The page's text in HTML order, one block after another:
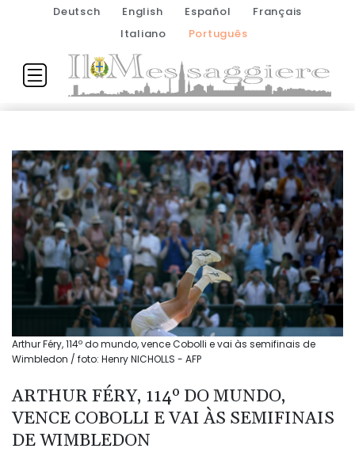
Deutsch English Español
Français
Italiano
Português
Arthur Féry, 114º do mundo, vence Cobolli e vai às semifinais de
Wimbledon / foto: Henry NICHOLLS - AFP
ARTHUR FÉRY, 114º DO MUNDO,
VENCE COBOLLI E VAI ÀS SEMIFINAIS
DE WIMBLEDON